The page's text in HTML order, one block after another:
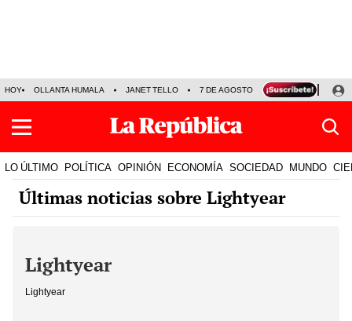
HOY OLLANTA HUMALA JANET TELLO 7 DE AGOSTO TINKA RESULTADOS
LO ÚLTIMO POLÍTICA OPINIÓN ECONOMÍA SOCIEDAD MUNDO
Últimas noticias sobre Lightyear
Lightyear
Lightyear